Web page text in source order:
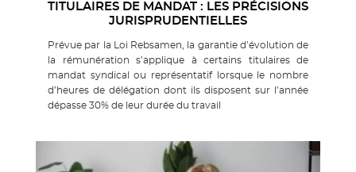
TITULAIRES DE MANDAT : LES PRÉCISIONS
JURISPRUDENTIELLES
Prévue par la Loi Rebsamen, la garantie d’évolution de
la rémunération s’applique à certains titulaires de
mandat syndical ou représentatif lorsque le nombre
d’heures de délégation dont ils disposent sur l’année
dépasse 30% de leur durée du travail